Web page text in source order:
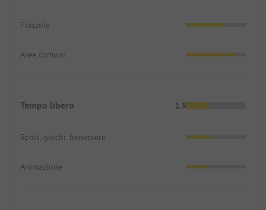
Piazzole
Aree comuni
Tempo libero 1.9
Sport, giochi, benessere
Animazione